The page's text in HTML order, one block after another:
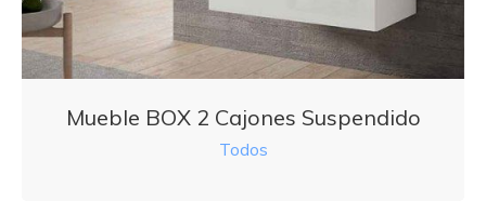
Mueble BOX 2 Cajones Suspendido
Todos